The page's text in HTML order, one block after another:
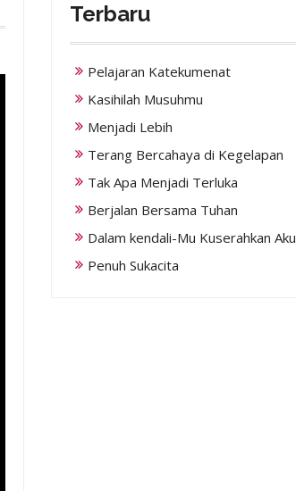
Terbaru
Pelajaran Katekumenat
Kasihilah Musuhmu
Menjadi Lebih
Terang Bercahaya di Kegelapan
Tak Apa Menjadi Terluka
Berjalan Bersama Tuhan
Dalam kendali-Mu Kuserahkan Aku
Penuh Sukacita